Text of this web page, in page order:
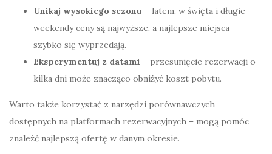
Unikaj wysokiego sezonu – latem, w święta i długie
weekendy ceny są najwyższe, a najlepsze miejsca
szybko się wyprzedają.
Eksperymentuj z datami – przesunięcie rezerwacji o
kilka dni może znacząco obniżyć koszt pobytu.
Warto także korzystać z narzędzi porównawczych
dostępnych na platformach rezerwacyjnych – mogą pomóc
znaleźć najlepszą ofertę w danym okresie.